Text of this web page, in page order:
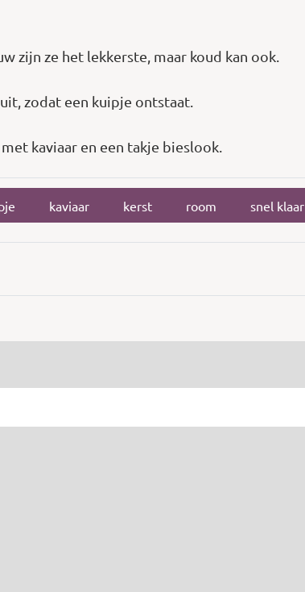
zijn ze het lekkerste, maar koud kan ook.
zodat een kuipje ontstaat.
kaviaar en een takje bieslook.
kaviaar kerst room snel klaar